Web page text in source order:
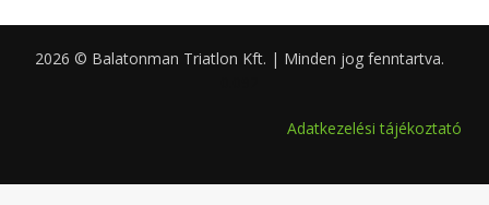
2026 © Balatonman Triatlon Kft. | Minden jog fenntartva.
Adatkezelési tájékoztató